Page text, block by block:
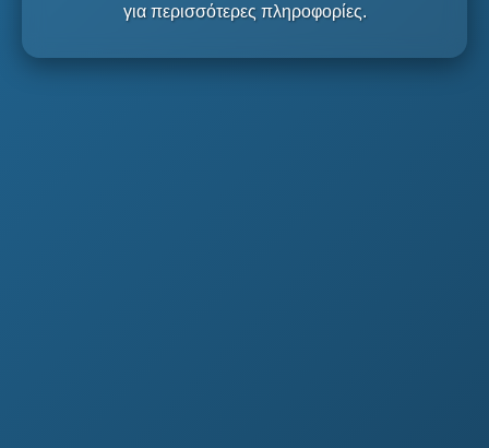
για περισσότερες πληροφορίες.